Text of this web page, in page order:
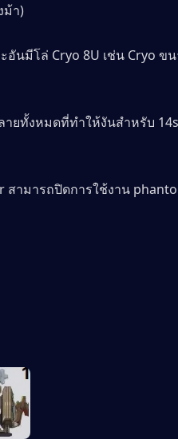
ม้า)
อันมีโล่ Cryo 8U เช่น Cryo ข
ยทั้งหมดที่ทำให้งันสำหรับ 14s
ามารถปิดการใช้งาน